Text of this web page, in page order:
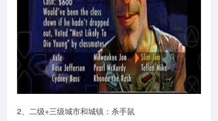
2、二级+三级城市和城镇：杀手鼠